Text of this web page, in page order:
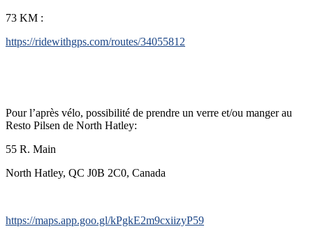
73 KM :
https://ridewithgps.com/routes/34055812
Pour l’après vélo, possibilité de prendre un verre et/ou manger au
Resto Pilsen de North Hatley:
55 R. Main
North Hatley, QC J0B 2C0, Canada
https://maps.app.goo.gl/kPgkE2m9cxiizyP59